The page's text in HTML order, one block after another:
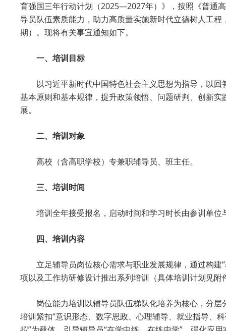
育强国三年行动计划（2025—2027年）》，按照《普通
导员队伍素质能力，助力高质量实施新时代立德树人工
期）。现将有关事宜通知如下。
一、培训目标
以习近平新时代中国特色社会主义思想为指导，以
基本原则和基本规律，提升政策领悟、问题研判、创新
展。
二、培训对象
高校（含高职学校）专兼职辅导员、班主任。
三、培训时间
培训全年接受报名，启动时间和学习时长由参训单
四、培训内容
立足辅导员岗位核心需求与职业发展规律，通过构
项以及工作坊研修设计推出系列培训（具体培训计划见附
岗位能力培训以辅导员队伍梯队化培养为核心，分
培训紧扣“意识形态、数字思政、心理辅导、就业指导、